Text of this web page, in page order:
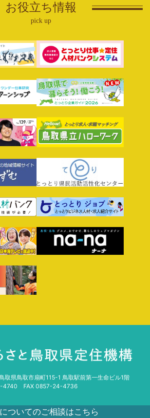
したい学生さん必見！／TURN取材同行
就職イベント
鳥取まるごと満載ツアー 学生限定！見
ニ仕事体験♪ 開催のお知らせ（レポート
「とっとり若者×産学交流ＦＥＳ」「と
ェア」(2025/12/27.26)
就職イベント
方とは？新たな可能性を見つけよう！】
「とっとりジョブ★チャレ！in倉吉」
就職イベント
とっとり企業紹介フェアを開催します
とっとり企業ガイダンス(3/5,7)
＼26卒限定イベント！／選考直結型！オ
情報誌
に読めるIJU調査記録「TURN」最新号
西部広域行政管理組合 消防吏員採用試験
イトへ移動します】
求人情報
政管理組合 令和8年度職員採用試験受験
へ移動します】
お知らせ
商標登録用語[MBTI®]の誤訳によるイベ
るお詫びと改称の報告
企業向け
した企業様限定】令和８年度「企業と学
求人情報
お知らせ
企業向け
お役立ち情報
pick up
取県鳥取市扇町115-1 鳥取駅前第一生命ビル1階
4740 FAX 0857-24-4736
ついてのご相談はこちら